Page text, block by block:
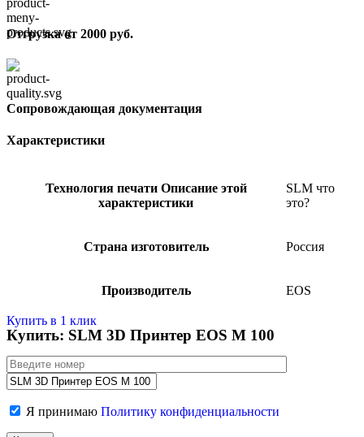
Отгрузка от 2000 руб.
Сопровождающая документация
Характеристики
Технология печати Описание этой
характеристики
SLM что
это?
Страна изготовитель Россия
Производитель EOS
Купить в 1 клик
Купить: SLM 3D Принтер EOS M 100
Я принимаю Политику конфиденциальности